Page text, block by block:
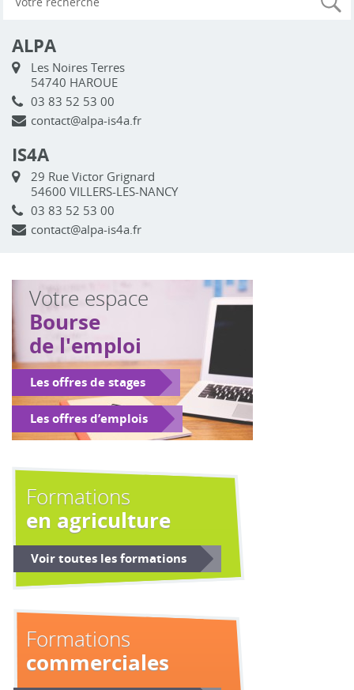
ALPA
Les Noires Terres
54740 HAROUE
03 83 52 53 00
contact@alpa-is4a.fr
IS4A
29 Rue Victor Grignard
54600 VILLERS-LES-NANCY
03 83 52 53 00
contact@alpa-is4a.fr
Votre espace
Bourse
de l'emploi
Les offres de stages
Les offres d’emplois
Formations
en agriculture
Voir toutes les formations
Formations
commerciales